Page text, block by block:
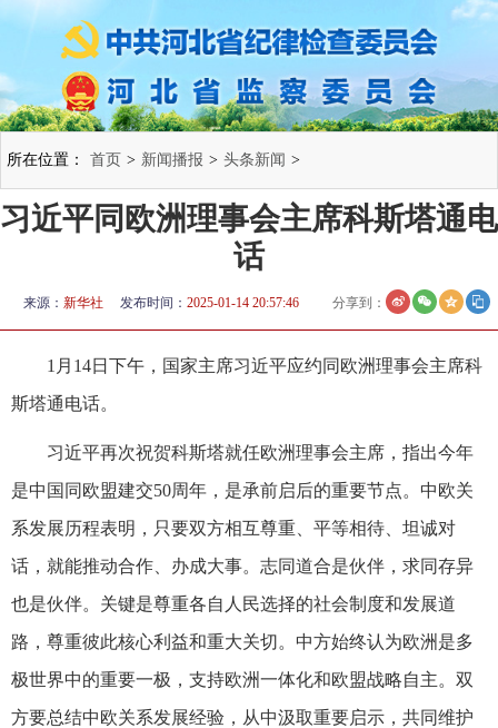
所在位置： 首页 > 新闻播报 > 头条新闻 >
​习近平同欧洲理事会主席科斯塔通电
话
来源： 新华社 发布时间： 2025-01-14 20:57:46 分享到：
1月14日下午，国家主席习近平应约同欧洲理事会主席科
斯塔通电话。
习近平再次祝贺科斯塔就任欧洲理事会主席，指出今年
是中国同欧盟建交50周年，是承前启后的重要节点。中欧关
系发展历程表明，只要双方相互尊重、平等相待、坦诚对
话，就能推动合作、办成大事。志同道合是伙伴，求同存异
也是伙伴。关键是尊重各自人民选择的社会制度和发展道
路，尊重彼此核心利益和重大关切。中方始终认为欧洲是多
极世界中的重要一极，支持欧洲一体化和欧盟战略自主。双
方要总结中欧关系发展经验，从中汲取重要启示，共同维护